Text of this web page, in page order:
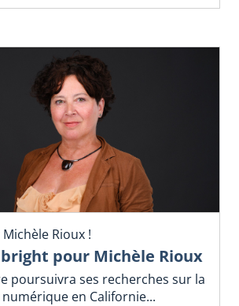
Rioux !
pour Michèle Rioux
poursuivra ses recherches sur la
en Californie...